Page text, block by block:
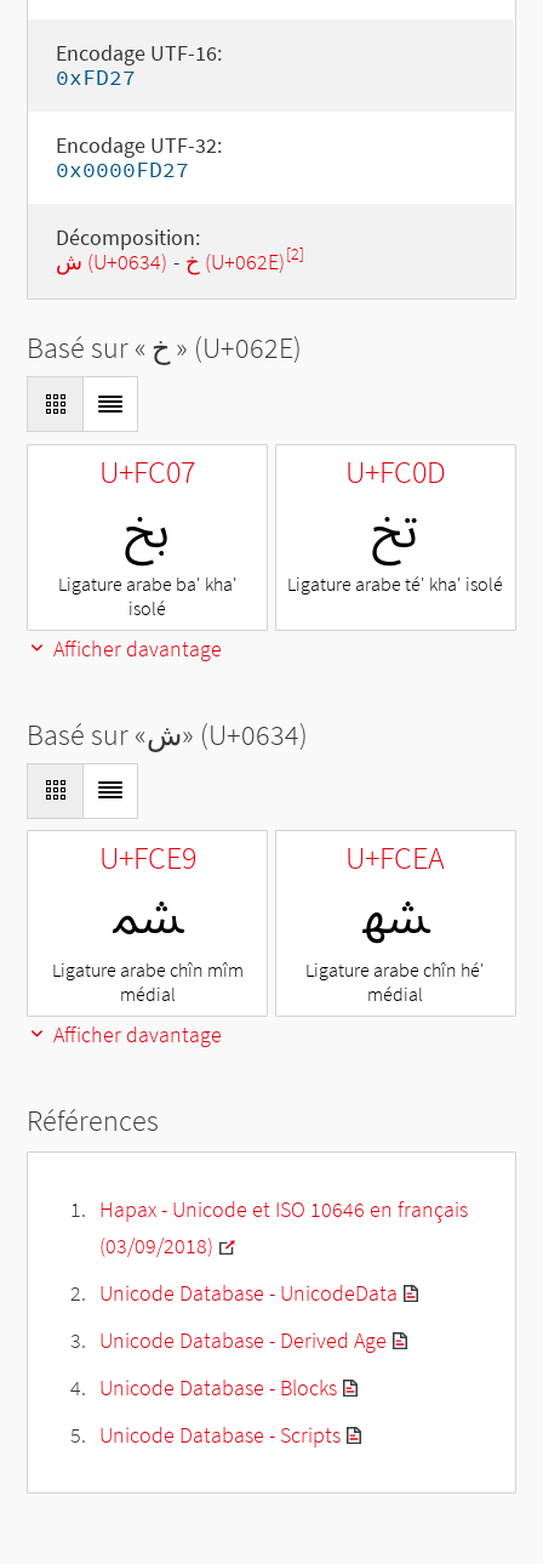
Encodage UTF-16:
0xFD27
Encodage UTF-32:
0x0000FD27
Décomposition:
ش (U+0634) - خ (U+062E)[2]
Basé sur « خ » (U+062E)
U+FC07
ﰇ
Ligature arabe ba' kha'
isolé
U+FC0D
ﰍ
Ligature arabe té' kha' isolé
Afficher davantage
Basé sur «ش» (U+0634)
U+FCE9
ﳩ
Ligature arabe chîn mîm
médial
U+FCEA
ﳪ
Ligature arabe chîn hé'
médial
Afficher davantage
Références
Hapax - Unicode et ISO 10646 en français
(03/09/2018)
Unicode Database - UnicodeData
Unicode Database - Derived Age
Unicode Database - Blocks
Unicode Database - Scripts